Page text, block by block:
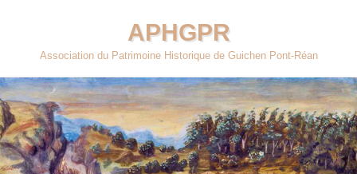
contenu
APHGPR
Association du Patrimoine Historique de Guichen Pont-Réan